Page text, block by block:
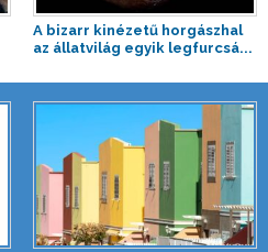
A bizarr kinézetű horgászhal
az állatvilág egyik legfurcsá...